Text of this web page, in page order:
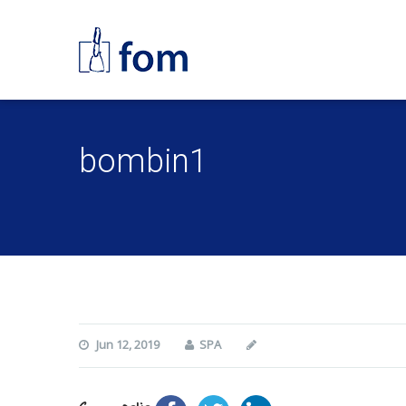
bombin1
Jun 12, 2019 SPA